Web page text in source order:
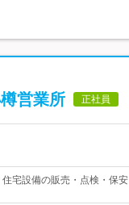
営業所 正社員
宅設備の販売・点検・保安